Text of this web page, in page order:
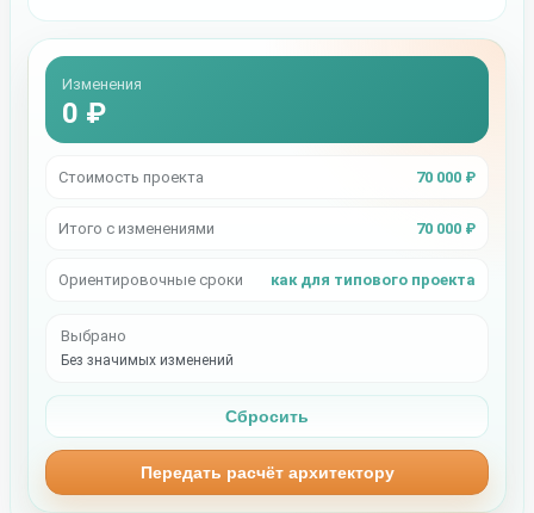
Изменения
0 ₽
Стоимость проекта 70 000 ₽
Итого с изменениями 70 000 ₽
Ориентировочные сроки как для типового проекта
Выбрано
Без значимых изменений
Сбросить
Передать расчёт архитектору